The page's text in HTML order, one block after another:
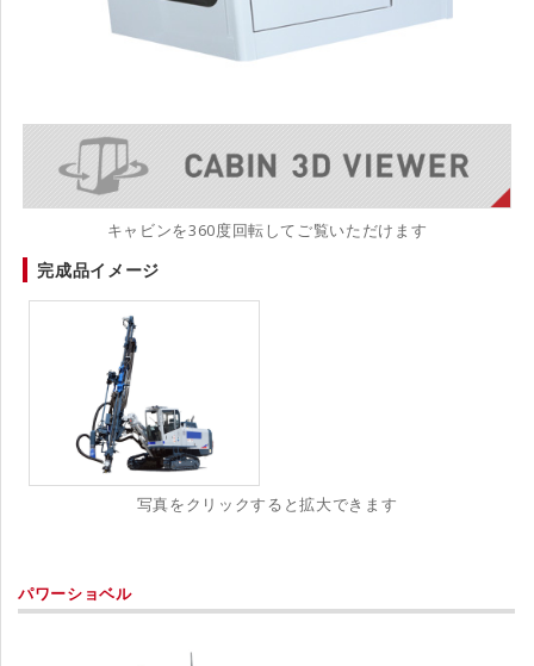
キャビンを360度回転してご覧いただけます
完成品イメージ
写真をクリックすると拡大できます
パワーショベル